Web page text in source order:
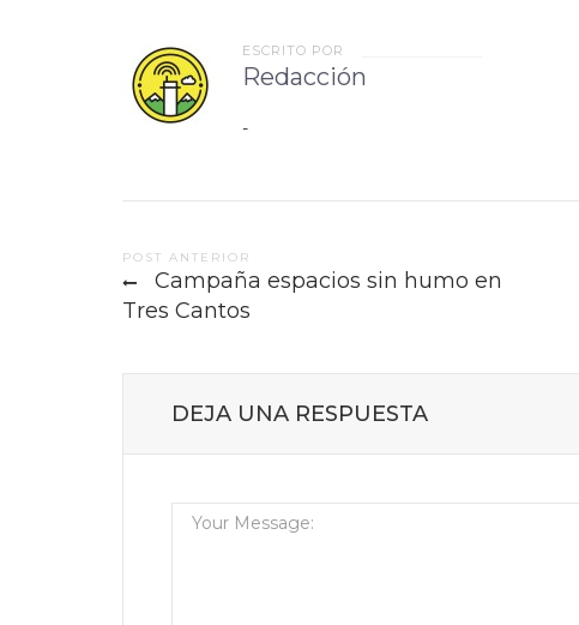
ESCRITO POR
Redacción
-
Post
navigation
POST ANTERIOR
Campaña espacios sin humo en
Tres Cantos
DEJA UNA RESPUESTA